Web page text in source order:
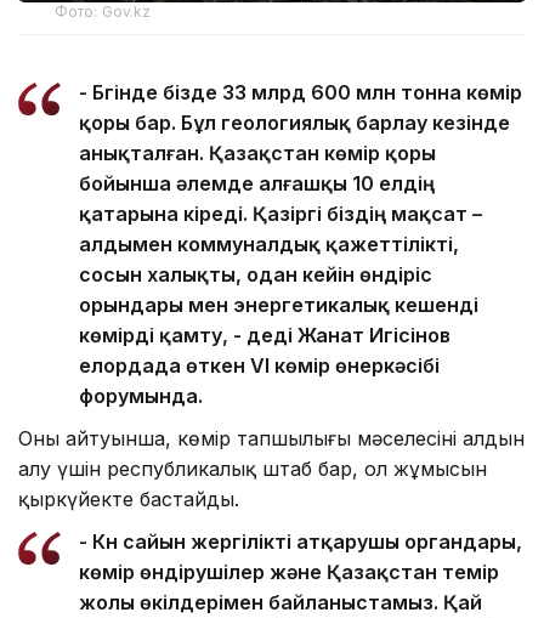
Фото: Gov.kz
- Бүгінде бізде 33 млрд 600 млн тонна көмір
қоры бар. Бұл геологиялық барлау кезінде
анықталған. Қазақстан көмір қоры
бойынша әлемде алғашқы 10 елдің
қатарына кіреді. Қазіргі біздің мақсат –
алдымен коммуналдық қажеттілікті,
сосын халықты, одан кейін өндіріс
орындары мен энергетикалық кешенді
көмірді қамту, - деді Жанат Игісінов
елордада өткен VI көмір өнеркәсібі
форумында.
Оның айтуынша, көмір тапшылығы мәселесінің алдын
алу үшін республикалық штаб бар, ол жұмысын
қыркүйекте бастайды.
- Күн сайын жергілікті атқарушы органдары,
көмір өндірушілер және Қазақстан темір
жолы өкілдерімен байланыстамыз. Қай